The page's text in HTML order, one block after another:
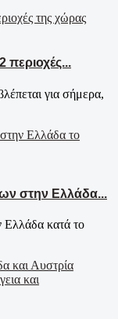
περιοχές...
για σήμερα,
στην Ελλάδα...
Ελλάδα κατά το